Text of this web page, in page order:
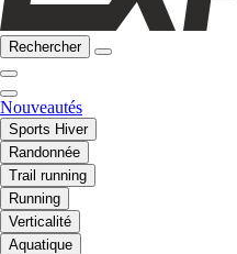
Rechercher
Nouveautés
Sports Hiver
Randonnée
Trail running
Running
Verticalité
Aquatique